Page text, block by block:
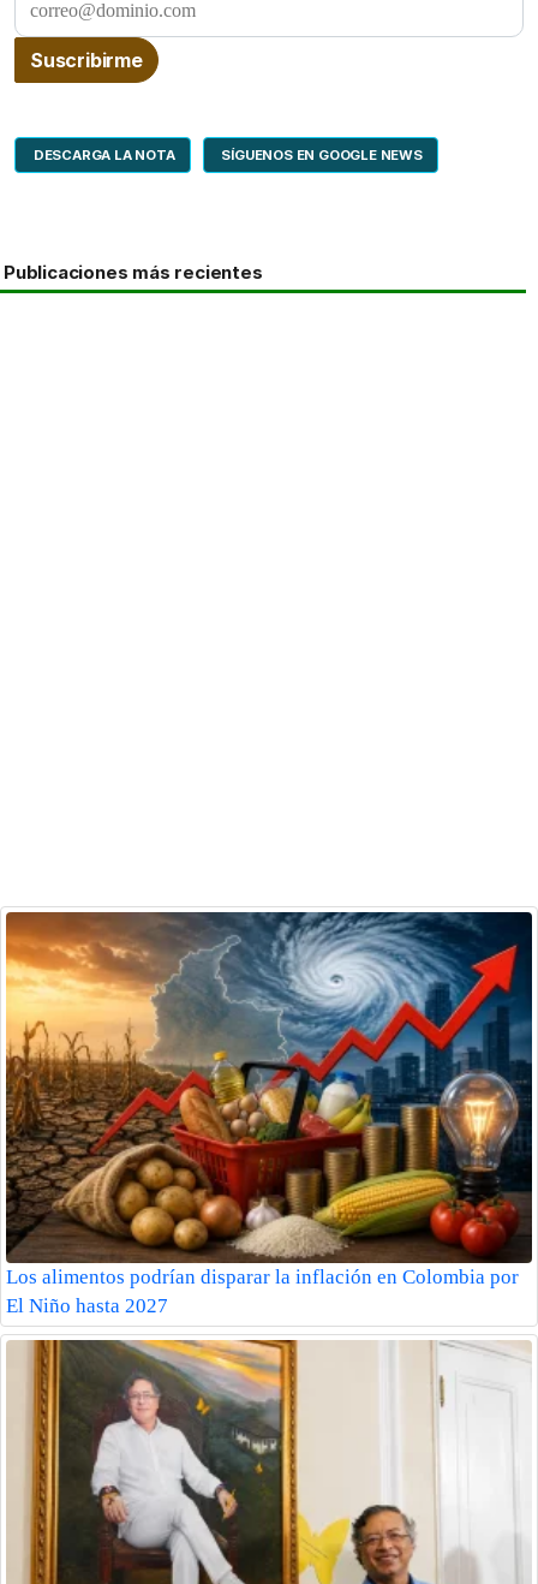
DESCARGA LA NOTA SÍGUENOS EN GOOGLE NEWS
Publicaciones más recientes
Los alimentos podrían disparar la inflación en Colombia por
El Niño hasta 2027